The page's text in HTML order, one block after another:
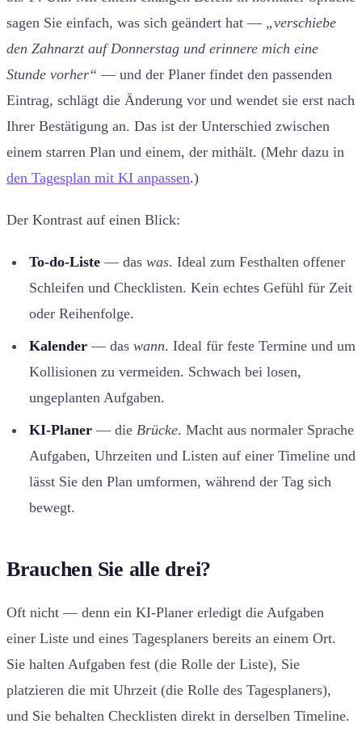
sagen Sie einfach, was sich geändert hat — „verschiebe
den Zahnarzt auf Donnerstag und erinnere mich eine
Stunde vorher“ — und der Planer findet den passenden
Eintrag, schlägt die Änderung vor und wendet sie erst nach
Ihrer Bestätigung an. Das ist der Unterschied zwischen
einem starren Plan und einem, der mithält. (Mehr dazu in
den Tagesplan mit KI anpassen.)
Der Kontrast auf einen Blick:
To-do-Liste — das was. Ideal zum Festhalten offener
Schleifen und Checklisten. Kein echtes Gefühl für Zeit
oder Reihenfolge.
Kalender — das wann. Ideal für feste Termine und um
Kollisionen zu vermeiden. Schwach bei losen,
ungeplanten Aufgaben.
KI-Planer — die Brücke. Macht aus normaler Sprache
Aufgaben, Uhrzeiten und Listen auf einer Timeline und
lässt Sie den Plan umformen, während der Tag sich
bewegt.
Brauchen Sie alle drei?
Oft nicht — denn ein KI-Planer erledigt die Aufgaben
einer Liste und eines Tagesplaners bereits an einem Ort.
Sie halten Aufgaben fest (die Rolle der Liste), Sie
platzieren die mit Uhrzeit (die Rolle des Tagesplaners),
und Sie behalten Checklisten direkt in derselben Timeline.